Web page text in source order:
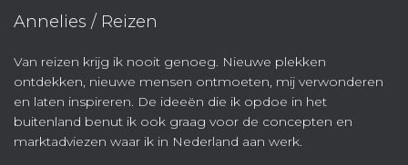
Annelies / Reizen
Van reizen krijg ik nooit genoeg. Nieuwe plekken
ontdekken, nieuwe mensen ontmoeten, mij verwonderen
en laten inspireren. De ideeën die ik opdoe in het
buitenland benut ik ook graag voor de concepten en
marktadviezen waar ik in Nederland aan werk.